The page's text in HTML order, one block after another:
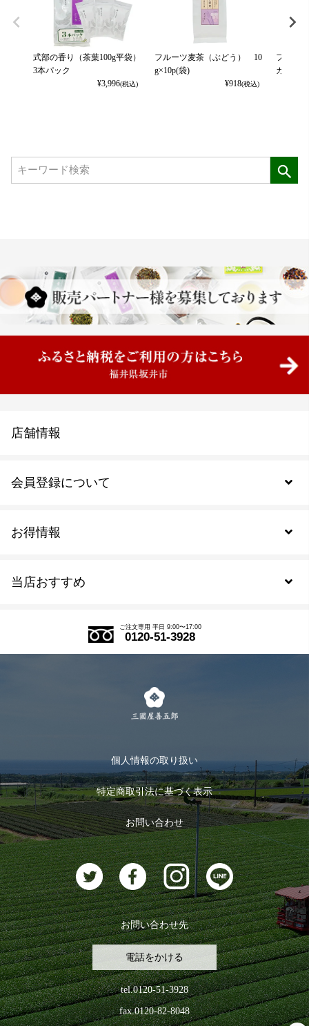
式部の香り（茶葉100g平袋）
3本パック
¥3,996(税込)
フルーツ麦茶（ぶどう） 10
g×10p(袋)
¥918(税込)
フルー
カット
当店おすすめ
式部の香りシリーズ
お茶のギフト
おすすめのお茶
お茶に合うスイーツ
お得情報
会員登録について
会員規約について
ログイン
ログアウト
店舗情報
ご注文専用 平日 9:00〜17:00
0120-51-3928
個人情報の取り扱い
特定商取引法に基づく表示
お問い合わせ
お問い合わせ先
電話をかける
tel.0120-51-3928
fax.0120-82-8048